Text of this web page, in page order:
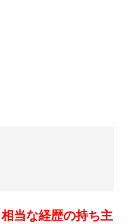
相当な経歴の持ち主